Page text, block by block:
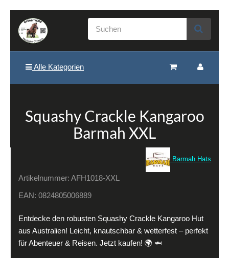
Alle Kategorien
Squashy Crackle Kangaroo
Barmah XXL
Barmah Hats
Artikelnummer: AFH1018-XXL
EAN: 0824805006889
Entdecke den robusten Squashy Crackle Kangaroo Hut
aus Australien! Leicht, knautschbar & wetterfest – perfekt
für Abenteuer & Reisen. Jetzt kaufen! 🌍 🦈